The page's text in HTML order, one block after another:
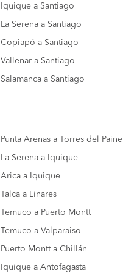
Iquique a Santiago
La Serena a Santiago
Copiapó a Santiago
Vallenar a Santiago
Salamanca a Santiago
Punta Arenas a Torres del Paine
La Serena a Iquique
Arica a Iquique
Talca a Linares
Temuco a Puerto Montt
Temuco a Valparaiso
Puerto Montt a Chillán
Iquique a Antofagasta